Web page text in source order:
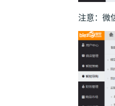
注意：微